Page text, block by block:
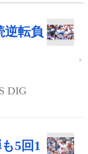
逆転負
DIG
5回1